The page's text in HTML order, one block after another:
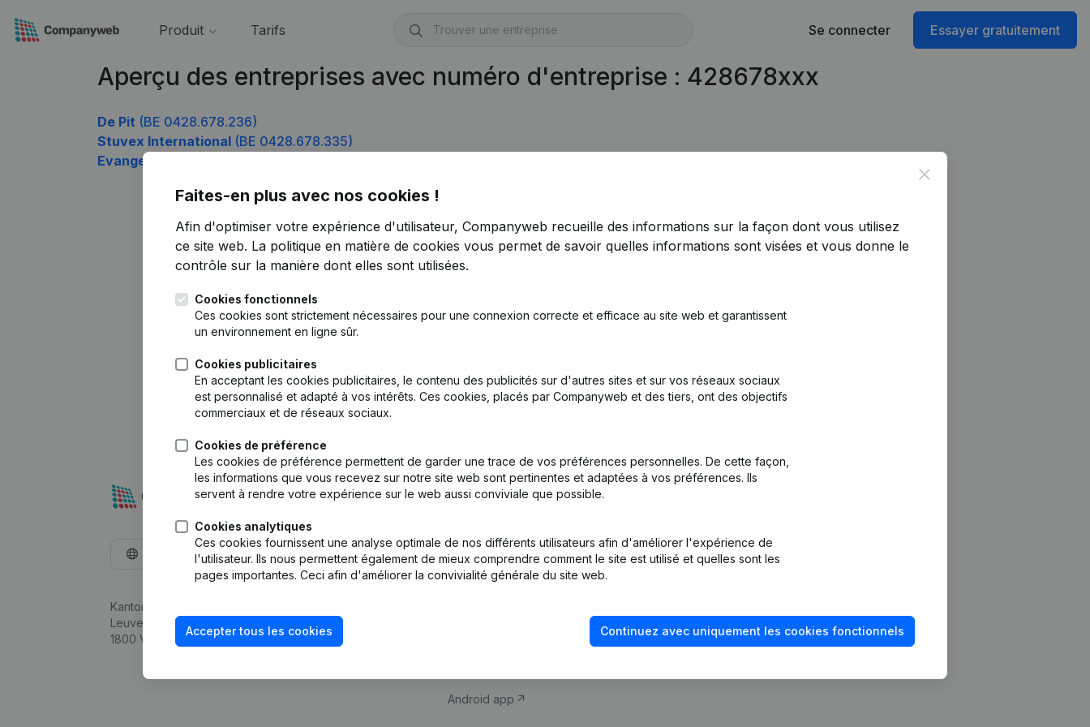
Produit Tarifs Se connecter Essayer gratuitement
Aperçu des entreprises avec numéro d'entreprise : 428678xxx
De Pit (BE 0428.678.236)
Stuvex International (BE 0428.678.335)
Evangelische Gemeente Maranatha
Close
Faites-en plus avec nos cookies !
Afin d'optimiser votre expérience d'utilisateur, Companyweb recueille des informations sur la façon dont vous utilisez
ce site web. La politique en matière de cookies vous permet de savoir quelles informations sont visées et vous donne le
contrôle sur la manière dont elles sont utilisées.
Cookies fonctionnels
Ces cookies sont strictement nécessaires pour une connexion correcte et efficace au site web et garantissent
un environnement en ligne sûr.
Cookies publicitaires
En acceptant les cookies publicitaires, le contenu des publicités sur d'autres sites et sur vos réseaux sociaux
est personnalisé et adapté à vos intérêts. Ces cookies, placés par Companyweb et des tiers, ont des objectifs
commerciaux et de réseaux sociaux.
Cookies de préférence
Les cookies de préférence permettent de garder une trace de vos préférences personnelles. De cette façon,
les informations que vous recevez sur notre site web sont pertinentes et adaptées à vos préférences. Ils
servent à rendre votre expérience sur le web aussi conviviale que possible.
Cookies analytiques
Ces cookies fournissent une analyse optimale de nos différents utilisateurs afin d'améliorer l'expérience de
l'utilisateur. Ils nous permettent également de mieux comprendre comment le site est utilisé et quelles sont les
pages importantes. Ceci afin d'améliorer la convivialité générale du site web.
Accepter tous les cookies Continuez avec uniquement les cookies fonctionnels
Français
Kantorenpark Everest
Leuvensesteenweg 248D,
1800 Vilvoorde
Produit
d’entreprise
Monitoring
Android app
fraude
Consulter des comptes annuels
Vérification de la solvabilité